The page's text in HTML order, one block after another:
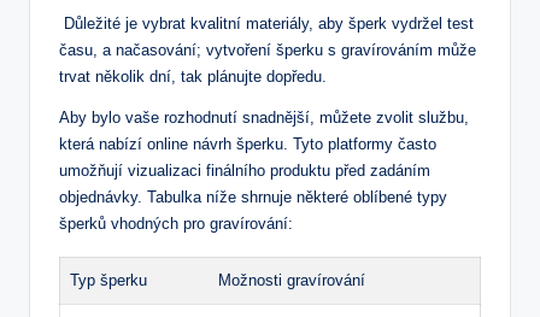
⁢ Důležité je⁣ vybrat kvalitní ⁤materiály, aby‍ šperk vydržel test
času, a načasování;⁤ vytvoření šperku s gravírováním může
trvat několik‍ dní, tak plánujte dopředu.
Aby bylo vaše rozhodnutí snadnější, můžete zvolit⁢ službu,
která nabízí online návrh šperku. Tyto platformy často
umožňují vizualizaci​ finálního⁣ produktu před zadáním
objednávky. Tabulka níže shrnuje některé oblíbené typy
šperků vhodných pro gravírování:
Typ šperku Možnosti gravírování